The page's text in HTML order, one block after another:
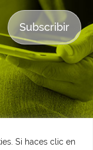
Si haces clic en